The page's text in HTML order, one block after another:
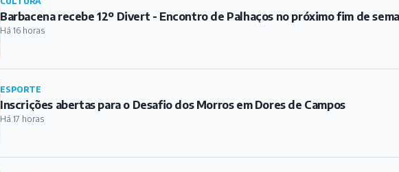
Barbacena recebe 12º Divert - Encontro de Palhaços no próximo fim de
Há 16 horas
ESPORTE
Inscrições abertas para o Desafio dos Morros em Dores de Campos
Há 17 horas